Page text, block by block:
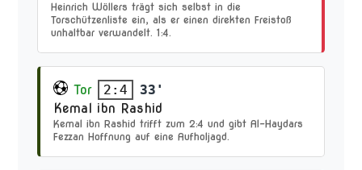
Heinrich Wöllers trägt sich selbst in die
Torschützenliste ein, als er einen direkten Freistoß
unhaltbar verwandelt. 1:4.
Tor 2:4
33'
Kemal ibn Rashid
Kemal ibn Rashid trifft zum 2:4 und gibt Al-Haydars
Fezzan Hoffnung auf eine Aufholjagd.